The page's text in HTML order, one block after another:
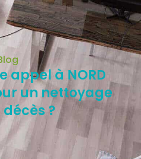
appel à NORD
un nettoyage
?